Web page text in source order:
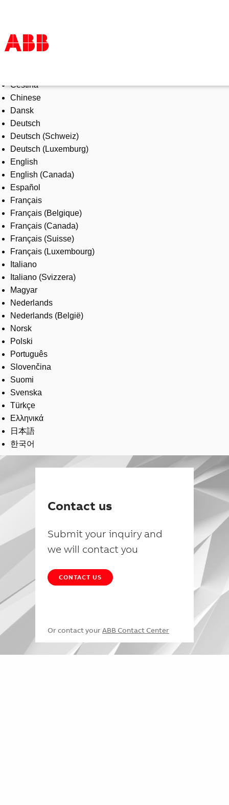
Products & Solutions
Industries
Services
About us
Where to buy
Contact us
Careers
Čeština
Chinese
Dansk
Deutsch
Deutsch (Schweiz)
Deutsch (Luxemburg)
English
English (Canada)
Español
Français
Français (Belgique)
Français (Canada)
Français (Suisse)
Français (Luxembourg)
Italiano
Italiano (Svizzera)
Magyar
Nederlands
Nederlands (België)
Norsk
Polski
Português
Slovenčina
Suomi
Svenska
Türkçe
Ελληνικά
日本語
한국어
Contact us
Submit your inquiry and
we will contact you
CONTACT US
Or contact your ABB Contact Center